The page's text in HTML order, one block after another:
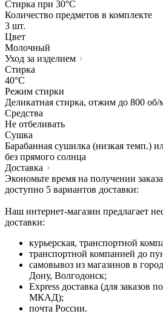
Стирка при 30°С
Количество предметов в комплекте
3 шт.
Цвет
Молочный
Уход за изделием
Стирка
40°C
Режим стирки
Деликатная стирка, отжим до 800 об/
Средства
Не отбеливать
Сушка
Барабанная сушилка (низкая темп.)
без прямого солнца
Доставка
Экономьте время на получении
доступно 5 вариантов доставки:
Наш интернет-магазин предлагает
доставки:
курьерская, транспортной
транспортной компанией до
самовывоз из магазинов в
Дону, Волгодонск;
Express доставка (для заказов
МКАД);
почта России.